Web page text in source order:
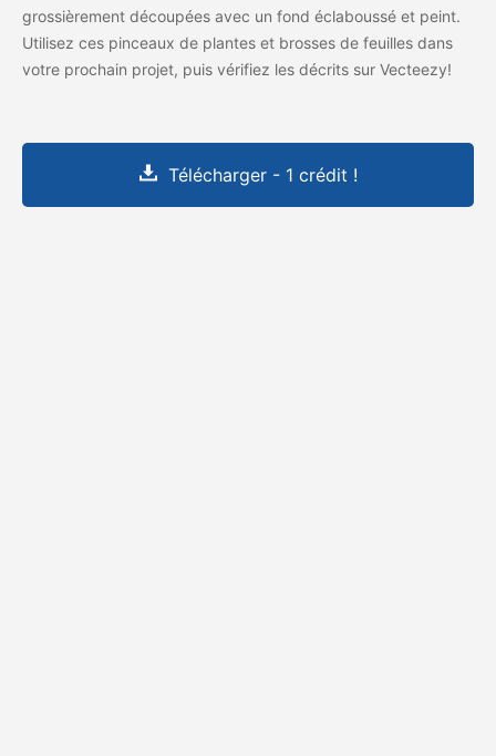
grossièrement découpées avec un fond éclaboussé et peint.
Utilisez ces pinceaux de plantes et brosses de feuilles dans
votre prochain projet, puis vérifiez les décrits sur Vecteezy!
Télécharger - 1 crédit !